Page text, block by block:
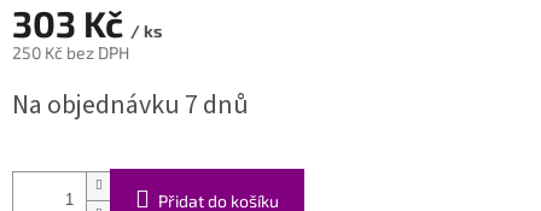
303 Kč / ks
250 Kč bez DPH
cena:
Na objednávku 7 dnů
Přidat do košíku